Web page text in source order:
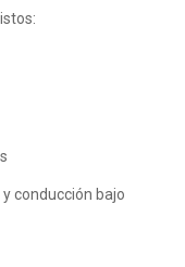
conducción bajo